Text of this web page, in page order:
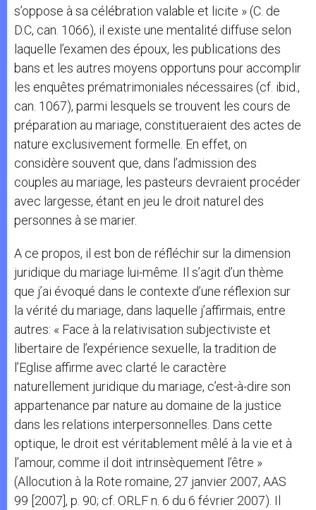
s’oppose à sa célébration valable et licite » (C. de
D.C, can. 1066), il existe une mentalité diffuse selon
laquelle l’examen des époux, les publications des
bans et les autres moyens opportuns pour accomplir
les enquêtes prématrimoniales nécessaires (cf. ibid.,
can. 1067), parmi lesquels se trouvent les cours de
préparation au mariage, constitueraient des actes de
nature exclusivement formelle. En effet, on
considère souvent que, dans l’admission des
couples au mariage, les pasteurs devraient procéder
avec largesse, étant en jeu le droit naturel des
personnes à se marier.
A ce propos, il est bon de réfléchir sur la dimension
juridique du mariage lui-même. Il s’agit d’un thème
que j’ai évoqué dans le contexte d’une réflexion sur
la vérité du mariage, dans laquelle j’affirmais, entre
autres: « Face à la relativisation subjectiviste et
libertaire de l’expérience sexuelle, la tradition de
l’Eglise affirme avec clarté le caractère
naturellement juridique du mariage, c’est-à-dire son
appartenance par nature au domaine de la justice
dans les relations interpersonnelles. Dans cette
optique, le droit est véritablement mêlé à la vie et à
l’amour, comme il doit intrinsèquement l’être »
(Allocution à la Rote romaine, 27 janvier 2007, AAS
99 [2007], p. 90; cf. ORLF n. 6 du 6 février 2007). Il